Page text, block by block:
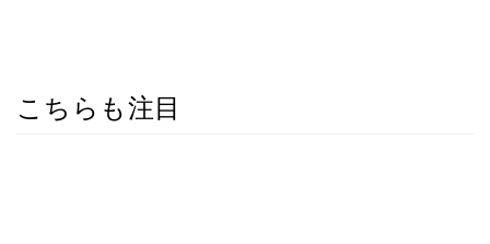
こちらも注目